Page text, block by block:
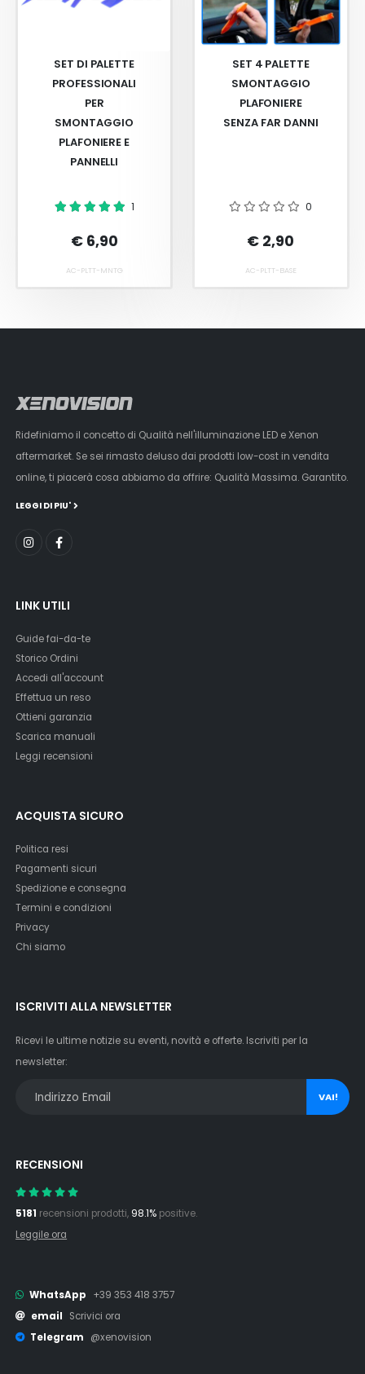
SET DI PALETTE
PROFESSIONALI
PER
SMONTAGGIO
PLAFONIERE E
PANNELLI
1
€ 6,90
AC-PLTT-MNTG
SET 4 PALETTE
SMONTAGGIO
PLAFONIERE
SENZA FAR DANNI
0
€ 2,90
AC-PLTT-BASE
Ridefiniamo il concetto di Qualità nell'illuminazione LED e Xenon
aftermarket. Se sei rimasto deluso dai prodotti low-cost in vendita
online, ti piacerà cosa abbiamo da offrire: Qualità Massima. Garantito.
LEGGI DI PIU'
LINK UTILI
Guide fai-da-te
Storico Ordini
Accedi all'account
Effettua un reso
Ottieni garanzia
Scarica manuali
Leggi recensioni
ACQUISTA SICURO
Politica resi
Pagamenti sicuri
Spedizione e consegna
Termini e condizioni
Privacy
Chi siamo
ISCRIVITI ALLA NEWSLETTER
Ricevi le ultime notizie su eventi, novità e offerte. Iscriviti per la
newsletter:
VAI!
RECENSIONI
5181 recensioni prodotti, 98.1% positive.
Leggile ora
WhatsApp
+39 353 418 3757
email
Scrivici ora
Telegram
@xenovision